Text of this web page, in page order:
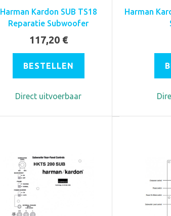
Harman Kardon SUB TS18
Reparatie Subwoofer
117,20 €
BESTELLEN
Direct uitvoerbaar
Harman